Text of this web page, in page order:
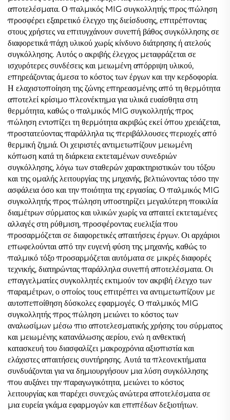
αποτελέσματα. Ο παλμικός MIG συγκολλητής προς πώληση
προσφέρει εξαιρετικό έλεγχο της διείσδυσης, επιτρέποντας
στους χρήστες να επιτυγχάνουν συνεπή βάθος συγκόλλησης σε
διαφορετικά πάχη υλικού χωρίς κίνδυνο διάτρησης ή ατελούς
συγκόλλησης. Αυτός ο ακριβής έλεγχος μεταφράζεται σε
ισχυρότερες συνδέσεις και μειωμένη απόρριψη υλικού,
επηρεάζοντας άμεσα το κόστος των έργων και την κερδοφορία.
Η ελαχιστοποίηση της ζώνης επηρεασμένης από τη θερμότητα
αποτελεί κρίσιμο πλεονέκτημα για υλικά ευαίσθητα στη
θερμότητα, καθώς ο παλμικός MIG συγκολλητής προς
πώληση εντοπίζει τη θερμότητα ακριβώς εκεί όπου χρειάζεται,
προστατεύοντας παράλληλα τις περιβάλλουσες περιοχές από
θερμική ζημιά. Οι χειριστές αντιμετωπίζουν μειωμένη
κόπωση κατά τη διάρκεια εκτεταμένων συνεδριών
συγκόλλησης, λόγω των σταθερών χαρακτηριστικών του τόξου
και της ομαλής λειτουργίας της μηχανής, βελτιώνοντας τόσο την
ασφάλεια όσο και την ποιότητα της εργασίας. Ο παλμικός MIG
συγκολλητής προς πώληση υποστηρίζει μεγαλύτερη ποικιλία
διαμέτρων σύρματος και υλικών χωρίς να απαιτεί εκτεταμένες
αλλαγές στη ρύθμιση, προσφέροντας ευελιξία που
προσαρμόζεται σε διαφορετικές απαιτήσεις έργων. Οι αρχάριοι
επωφελούνται από την ευγενή φύση της μηχανής, καθώς το
παλμικό τόξο προσαρμόζεται αυτόματα σε μικρές διαφορές
τεχνικής, διατηρώντας παράλληλα συνεπή αποτελέσματα. Οι
επαγγελματίες συγκολλητές εκτιμούν τον ακριβή έλεγχο των
παραμέτρων, ο οποίος τους επιτρέπει να αντιμετωπίζουν με
αυτοπεποίθηση δύσκολες εφαρμογές. Ο παλμικός MIG
συγκολλητής προς πώληση μειώνει το κόστος των
αναλωσίμων μέσω πιο αποτελεσματικής χρήσης του σύρματος
και μειωμένης κατανάλωσης αερίου, ενώ η ανθεκτική
κατασκευή του διασφαλίζει μακροχρόνια αξιοπιστία και
ελάχιστες απαιτήσεις συντήρησης. Αυτά τα πλεονεκτήματα
συνδυάζονται για να δημιουργήσουν μια λύση συγκόλλησης
που αυξάνει την παραγωγικότητα, μειώνει το κόστος
λειτουργίας και παρέχει συνεχώς ανώτερα αποτελέσματα σε
μια ευρεία γκάμα εφαρμογών και επιπέδων δεξιοτήτων.